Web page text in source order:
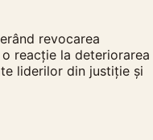
revocarea
reacție la deteriorarea
liderilor din justiție și